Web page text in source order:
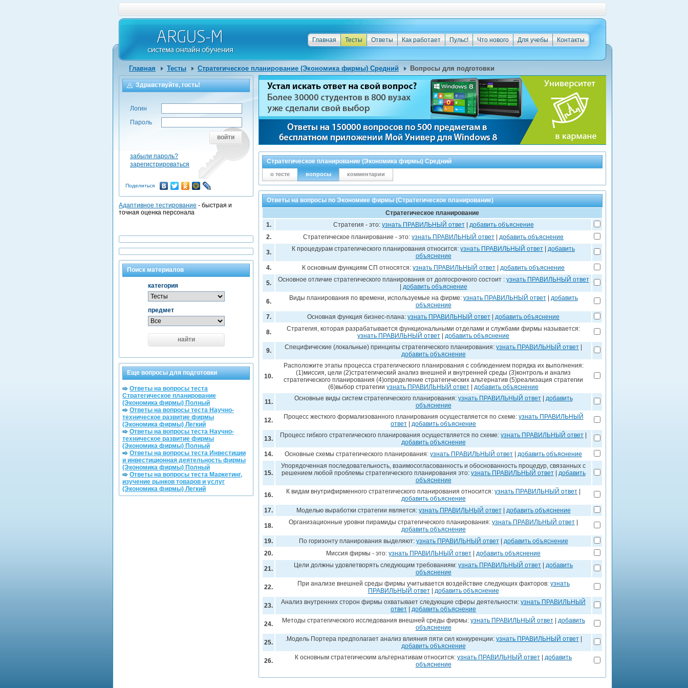
Контакты
Для учебы
Что нового
Пульс!
Как работает
Ответы
Тесты
Главная
Главная Тесты Стратегическое планирование (Экономика фирмы) Средний Вопросы для подготовки
Стратегическое планирование (Экономика фирмы) Средний
о тесте вопросы комментарии
Ответы на вопросы по Экономике фирмы (Стратегическое планирование)
Стратегическое планирование
1.
Стратегия - это: узнать ПРАВИЛЬНЫЙ ответ| добавить объяснение
2.
Стратегическое планирование - это: узнать ПРАВИЛЬНЫЙ ответ добавить объяснение
3. К процедурам стратегического планирования относится: узнать ПРАВИЛЬНЫЙ ответ
добавить
объяснение
4.
К основным функциям СП относятся: узнать ПРАВИЛЬНЫЙ ответ добавить объяснение
5. Основное отличие стратегического планирования от долгосрочного состоит : узнать ПРАВИЛЬНЫЙ ответ
добавить объяснение
6. Виды планирования по времени, используемые на фирме: узнать ПРАВИЛЬНЫЙ ответ| добавить
объяснение
7.
Основная функция бизнес-плана: узнать ПРАВИЛЬНЫЙ ответ добавить объяснение
8.
Стратегия, которая разрабатывается функциональными отделами и службами фирмы называется:
узнать ПРАВИЛЬНЫЙ ответ
добавить объяснение
9. Специфические (локальные) принципы стратегического планирования: узнать ПРАВИЛЬНЫЙ ответ
добавить объяснение
10.
Расположите этапы процесса стратегического планирования с соблюдением порядка их выполнения:
(1)миссия, цели (2)стратегический анализ внешней и внутренней среды (3)контроль и анализ
стратегического планирования (4)определение стратегических альтернатив (5)реализация стратегии
(6)выбор стратегии узнать ПРАВИЛЬНЫЙ ответ добавить объяснение
11. Основные виды систем стратегического планирования: узнать ПРАВИЛЬНЫЙ ответ| добавить
объяснение
12. Процесс жесткого формализованного планирования осуществляется по схеме: узнать ПРАВИЛЬНЫЙ
ответ
добавить объяснение
13. Процесс гибкого стратегического планирования осуществляется по схеме: узнать ПРАВИЛЬНЫЙ ответ
добавить объяснение
14.
Основные схемы стратегического планирования: узнать ПРАВИЛЬНЫЙ ответ добавить объяснение
15.
Упорядоченная последовательность, взаимосогласованность и обоснованность процедур, связанных с
решением любой проблемы стратегического планирования это: узнать ПРАВИЛЬНЫЙ ответ| добавить
объяснение
16. К видам внутрифирменного стратегического планирования относится: узнать ПРАВИЛЬНЫЙ ответ
добавить объяснение
17.
Моделью выработки стратегии является: узнать ПРАВИЛЬНЫЙ ответ| добавить объяснение
18. Организационные уровни пирамиды стратегического планирования: узнать ПРАВИЛЬНЫЙ ответ
добавить объяснение
19.
По горизонту планирования выделяют: узнать ПРАВИЛЬНЫЙ ответ| добавить объяснение
20.
Миссия фирмы - это: узнать ПРАВИЛЬНЫЙ ответ добавить объяснение
21. Цели должны удовлетворять следующим требованиям: узнать ПРАВИЛЬНЫЙ ответ
добавить
объяснение
22. При анализе внешней среды фирмы учитывается воздействие следующих факторов: узнать
ПРАВИЛЬНЫЙ ответ| добавить объяснение
23. Анализ внутренних сторон фирмы охватывает следующие сферы деятельности: узнать ПРАВИЛЬНЫЙ
ответ
добавить объяснение
24. Методы стратегического исследования внешней среды фирмы: узнать ПРАВИЛЬНЫЙ ответ| добавить
объяснение
25. .Модель Портера предполагает анализ влияния пяти сил конкуренции: узнать ПРАВИЛЬНЫЙ ответ|
добавить объяснение
26. К основным стратегическим альтернативам относится: узнать ПРАВИЛЬНЫЙ ответ
добавить
объяснение
Здравствуйте, гость!
Логин
Пароль
войти
забыли пароль?
зарегистрироваться
Поделиться
Адаптивное тестирование - быстрая и
точная оценка персонала
Поиск материалов
категория
предмет
найти
Еще вопросы для подготовки
Ответы на вопросы теста
Стратегическое планирование
(Экономика фирмы) Полный
Ответы на вопросы теста Научно-
техническое развитие фирмы
(Экономика фирмы) Легкий
Ответы на вопросы теста Научно-
техническое развитие фирмы
(Экономика фирмы) Полный
Ответы на вопросы теста Инвестиции
и инвестиционная деятельность фирмы
(Экономика фирмы) Полный
Ответы на вопросы теста Маркетинг,
изучение рынков товаров и услуг
(Экономика фирмы) Легкий